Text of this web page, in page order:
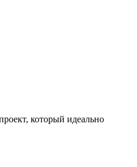
который идеально